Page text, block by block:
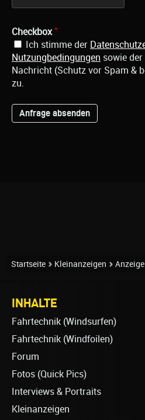
Checkbox *
Ich stimme der
Nutzungbedingungen sowie
Nachricht (Schutz vor Spam &
zu.
Startseite Kleinanzeigen
INHALTE
Fahrtechnik (Windsurfen)
Fahrtechnik (Windfoilen)
Forum
Fotos (Quick Pics)
Interviews & Portraits
Kleinanzeigen